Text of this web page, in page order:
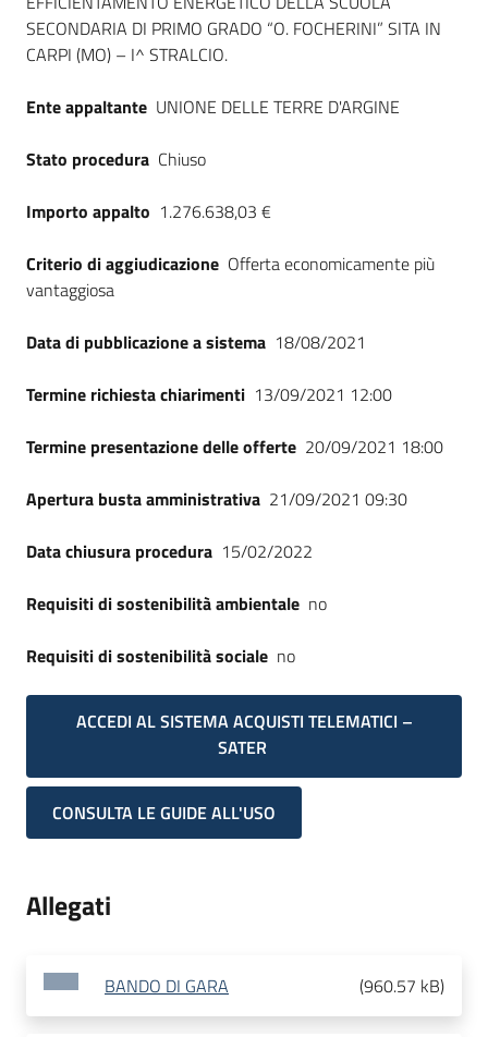
SECONDARIA DI PRIMO GRADO “O. FOCHERINI” SITA IN
CARPI (MO) – I^ STRALCIO.
Ente appaltante UNIONE DELLE TERRE D'ARGINE
Stato procedura Chiuso
Importo appalto 1.276.638,03 €
Criterio di aggiudicazione Offerta economicamente più
vantaggiosa
Data di pubblicazione a sistema 18/08/2021
Termine richiesta chiarimenti 13/09/2021 12:00
Termine presentazione delle offerte 20/09/2021 18:00
Apertura busta amministrativa 21/09/2021 09:30
Data chiusura procedura 15/02/2022
Requisiti di sostenibilità ambientale no
Requisiti di sostenibilità sociale no
ACCEDI AL SISTEMA ACQUISTI TELEMATICI –
SATER
CONSULTA LE GUIDE ALL'USO
Allegati
BANDO DI GARA (960.57 kB)